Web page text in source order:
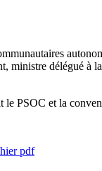
délégué à
le PSOC et la
pdf